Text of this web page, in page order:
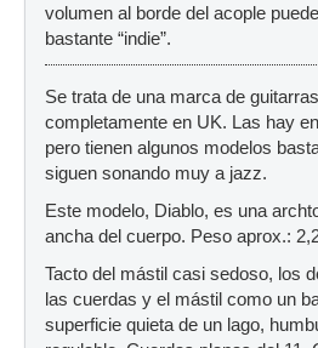
volumen al borde del acople
bastante “indie”.
Se trata de una marca de
completamente en UK. Las hay
pero tienen algunos modelos
siguen sonando muy a jazz.
Este modelo, Diablo, es una
ancha del cuerpo. Peso aprox.:
Tacto del mástil casi sedoso, los
las cuerdas y el mástil como un
superficie quieta de un lago,